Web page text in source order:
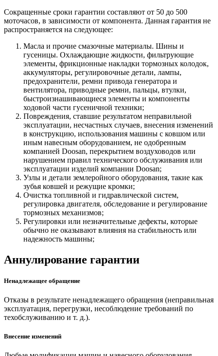
Сокращенные сроки гарантии составляют от 50 до 500
моточасов, в зависимости от компонента. Данная гарантия не
распространяется на следующее:
Масла и прочие смазочные материалы. Шины и
гусеницы. Охлаждающие жидкости, фильтрующие
элементы, фрикционные накладки тормозных колодок,
аккумуляторы, регулировочные детали, лампы,
предохранители, ремни привода генератора и
вентилятора, приводные ремни, пальцы, втулки,
быстроизнашивающиеся элементы и компоненты
ходовой части гусеничной техники;
Повреждения, ставшие результатом неправильной
эксплуатации, несчастных случаев, внесения изменений
в конструкцию, использования машины с ковшом или
иным навесным оборудованием, не одобренным
компанией Doosan, перекрытием воздуховодов или
нарушением правил технического обслуживания или
эксплуатации изделий компании Doosan;
Узлы и детали землеройного оборудования, такие как
зубья ковшей и режущие кромки;
Очистка топливной и гидравлической систем,
регулировка двигателя, обследование и регулирование
тормозных механизмов;
Регулировки или незначительные дефекты, которые
обычно не оказывают влияния на стабильность или
надежность машины;
Аннулирование гарантии
Ненадлежащее обращение
Отказы в результате ненадлежащего обращения (неправильная
эксплуатация, перегрузки, несоблюдение требований по
техобслуживанию и т. д.).
Внесение изменений